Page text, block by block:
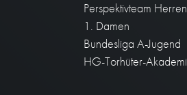
Perspektivteam Herren
1. Damen
Bundesliga A-Jugend
HG-Torhüter-